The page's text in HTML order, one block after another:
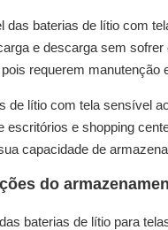
das baterias de lítio com
e descarga sem
requerem manutenção
de lítio com tela sensível
escritórios e shopping
capacidade de
do
baterias de lítio para